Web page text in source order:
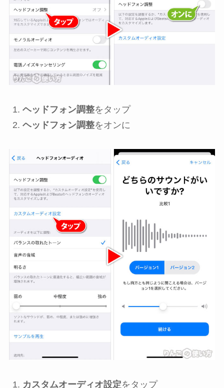
ヘッドフォン調整をタップ
ヘッドフォン調整をオンに
カスタムオーディオ設定をタップ